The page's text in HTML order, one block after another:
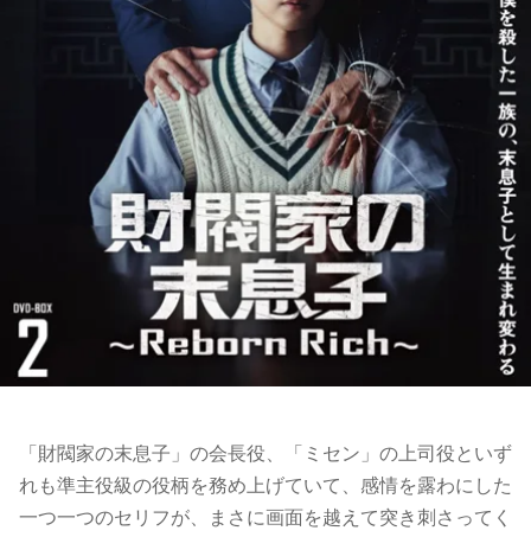
「財閥家の末息子」の会長役、「ミセン」の上司役といず
れも準主役級の役柄を務め上げていて、感情を露わにした
一つ一つのセリフが、まさに画面を越えて突き刺さってく